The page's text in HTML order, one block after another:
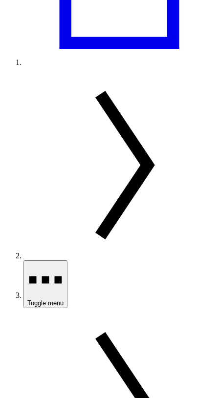
Toggle menu